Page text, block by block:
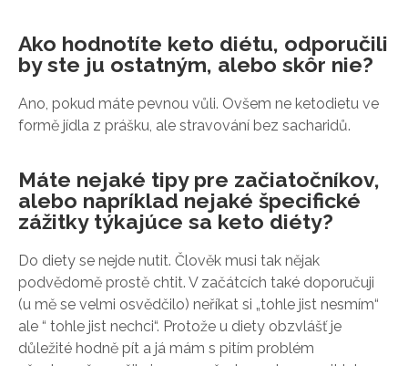
Ako hodnotíte keto diétu, odporučili
by ste ju ostatným, alebo skôr nie?
Ano, pokud máte pevnou vůli. Ovšem ne ketodietu ve
formě jídla z prášku, ale stravování bez sacharidů.
Máte nejaké tipy pre začiatočníkov,
alebo napríklad nejaké špecifické
zážitky týkajúce sa keto diéty?
Do diety se nejde nutit. Člověk musi tak nějak
podvědomě prostě chtit. V začátcích také doporučuji
(u mě se velmi osvědčilo) neříkat si „tohle jist nesmím“
ale “ tohle jist nechci“. Protože u diety obzvlášť je
důležité hodně pít a já mám s pitím problém